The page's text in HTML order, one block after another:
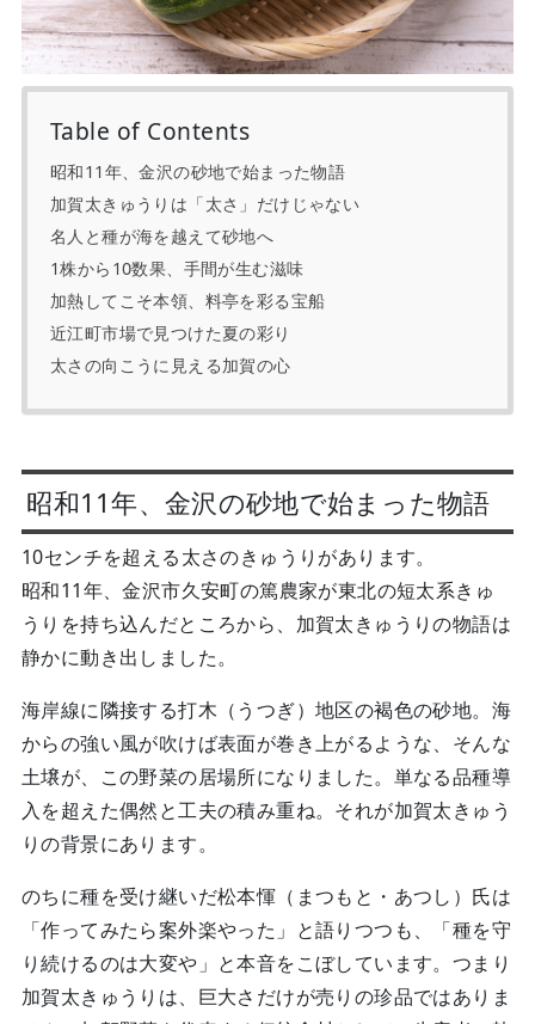
Table of Contents
昭和11年、金沢の砂地で始まった物語
加賀太きゅうりは「太さ」だけじゃない
名人と種が海を越えて砂地へ
1株から10数果、手間が生む滋味
加熱してこそ本領、料亭を彩る宝船
近江町市場で見つけた夏の彩り
太さの向こうに見える加賀の心
昭和11年、金沢の砂地で始まった物語
10センチを超える太さのきゅうりがあります。
昭和11年、金沢市久安町の篤農家が東北の短太系きゅ
うりを持ち込んだところから、加賀太きゅうりの物語は
静かに動き出しました。
海岸線に隣接する打木（うつぎ）地区の褐色の砂地。海
からの強い風が吹けば表面が巻き上がるような、そんな
土壌が、この野菜の居場所になりました。単なる品種導
入を超えた偶然と工夫の積み重ね。それが加賀太きゅう
りの背景にあります。
のちに種を受け継いだ松本惲（まつもと・あつし）氏は
「作ってみたら案外楽やった」と語りつつも、「種を守
り続けるのは大変や」と本音をこぼしています。つまり
加賀太きゅうりは、巨大さだけが売りの珍品ではありま